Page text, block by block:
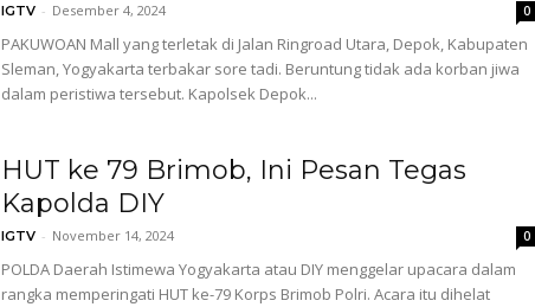
IGTV - Desember 4, 2024 0
PAKUWOAN Mall yang terletak di Jalan Ringroad Utara, Depok, Kabupaten
Sleman, Yogyakarta terbakar sore tadi. Beruntung tidak ada korban jiwa
dalam peristiwa tersebut. Kapolsek Depok...
HUT ke 79 Brimob, Ini Pesan Tegas
Kapolda DIY
IGTV - November 14, 2024 0
POLDA Daerah Istimewa Yogyakarta atau DIY menggelar upacara dalam
rangka memperingati HUT ke-79 Korps Brimob Polri. Acara itu dihelat